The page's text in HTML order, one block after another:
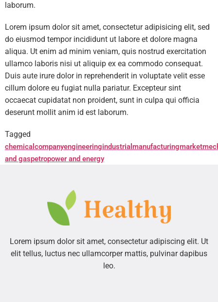
laborum.
Lorem ipsum dolor sit amet, consectetur adipisicing elit, sed
do eiusmod tempor incididunt ut labore et dolore magna
aliqua. Ut enim ad minim veniam, quis nostrud exercitation
ullamco laboris nisi ut aliquip ex ea commodo consequat.
Duis aute irure dolor in reprehenderit in voluptate velit esse
cillum dolore eu fugiat nulla pariatur. Excepteur sint
occaecat cupidatat non proident, sunt in culpa qui officia
deserunt mollit anim id est laborum.
Tagged
chemical companyengineeringindustrial manufacturingmarket
and gaspetropower and energy
Lorem ipsum dolor sit amet, consectetur adipiscing elit. Ut
elit tellus, luctus nec ullamcorper mattis, pulvinar dapibus
leo.